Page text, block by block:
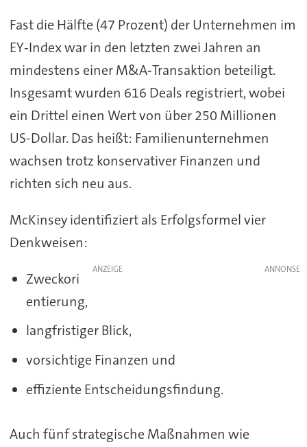
Fast die Hälfte (47 Prozent) der Unternehmen im
EY‑Index war in den letzten zwei Jahren an
mindestens einer M&A‑Transaktion beteiligt.
Insgesamt wurden 616 Deals registriert, wobei
ein Drittel einen Wert von über 250 Millionen
US-Dollar. Das heißt: Familienunternehmen
wachsen trotz konservativer Finanzen und
richten sich neu aus.
McKinsey identifiziert als Erfolgsformel vier
Denkweisen:
ANZEIGE
Zweckori
entierung,
langfristiger Blick,
vorsichtige Finanzen und
effiziente Entscheidungsfindung.
Auch fünf strategische Maßnahmen wie